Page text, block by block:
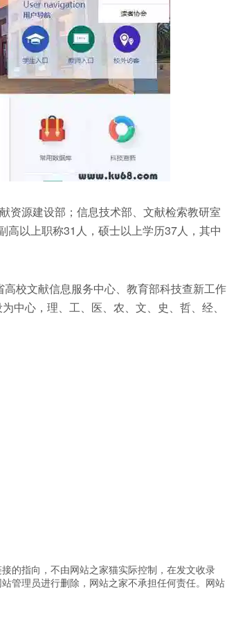
资源建设部；信息技术部、文献检索教研室
以上职称31人，硕士以上学历37人，其中
校文献信息服务中心、教育部科技查新工作
中心，理、工、医、农、文、史、哲、经、
的指向，不由网站之家猫实际控制，在发文收录
管理员进行删除，网站之家不承担任何责任。 网站